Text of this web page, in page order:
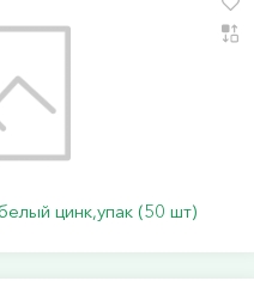
цинк,упак (50 шт)